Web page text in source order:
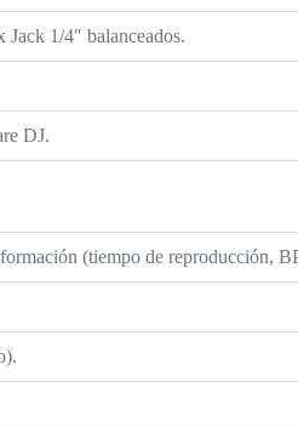
1/4″ balanceados.
DJ.
(tiempo de reproducción,